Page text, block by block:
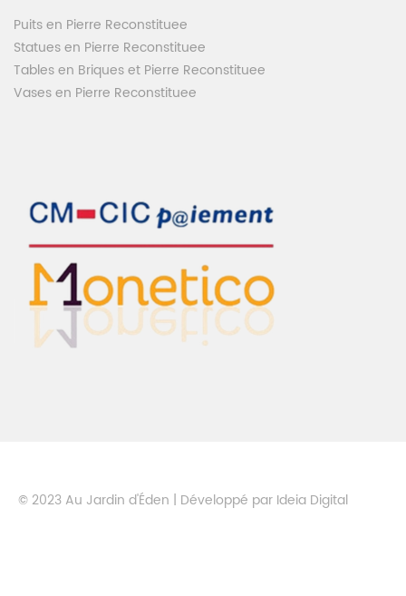
Puits en Pierre Reconstituee
Statues en Pierre Reconstituee
Tables en Briques et Pierre Reconstituee
Vases en Pierre Reconstituee
© 2023 Au Jardin d'Éden | Développé par Ideia Digital